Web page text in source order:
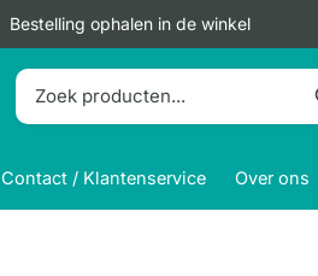
Bestelling ophalen in de winkel
Contact / Klantenservice Over ons